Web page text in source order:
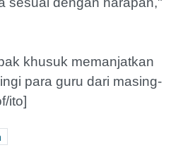
khusuk memanjatkan
para guru dari masing-
ito]